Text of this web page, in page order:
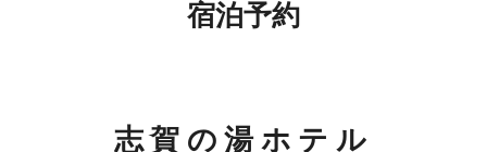
宿泊予約
志賀の湯ホテル